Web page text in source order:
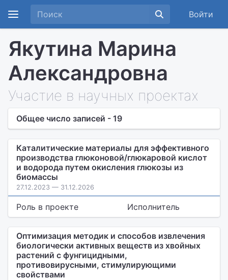
Войти
Якутина Марина
Александровна
Участие в научных проектах
Общее число записей - 19
Каталитические материалы для эффективного
производства глюконовой/глюкаровой кислот
и водорода путем окисления глюкозы из
биомассы
27.12.2023 — 31.12.2026
Роль в проекте Исполнитель
Оптимизация методик и способов извлечения
биологически активных веществ из хвойных
растений с фунгицидными,
противовирусными, стимулирующими
свойствами